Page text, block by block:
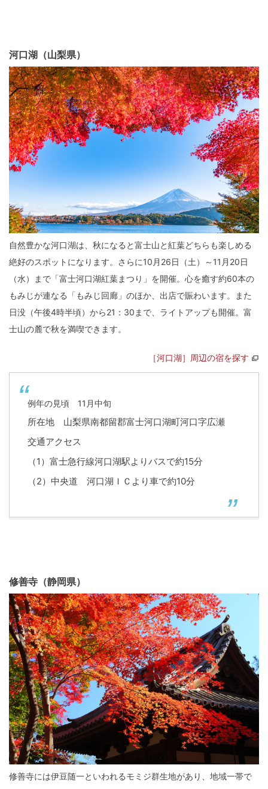
河口湖（山梨県）
自然豊かな河口湖は、秋になると富士山と紅葉どちらも楽しめる
絶好のスポットになります。さらに10月26日（土）～11月20日
（水）まで「富士河口湖紅葉まつり」を開催。心を癒す約60本の
もみじが連なる「もみじ回廊」のほか、出店で賑わいます。また
日没（午後4時半頃）から21：30まで、ライトアップも開催。富
士山の麓で秋を満喫できます。
［河口湖］周辺の宿を探す
例年の見頃 11月中旬
所在地 山梨県南都留郡富士河口湖町河口字広瀬
交通アクセス
（1）富士急行線河口湖駅よりバスで約15分
（2）中央道 河口湖ＩＣより車で約10分
修善寺（静岡県）
修善寺には伊豆随一といわれるモミジ群生地があり、地域一帯で